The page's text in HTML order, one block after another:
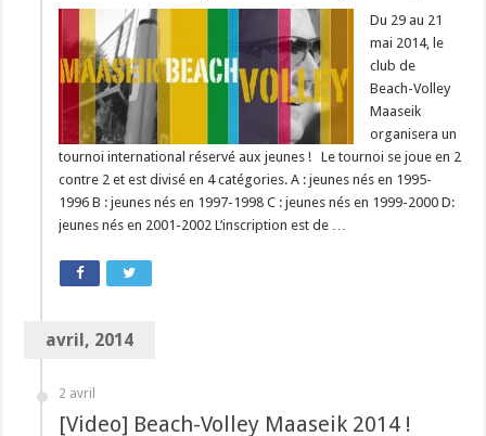
Du 29 au 21
mai 2014, le
club de
Beach-Volley
Maaseik
organisera un
tournoi international réservé aux jeunes ! Le tournoi se joue en 2
contre 2 et est divisé en 4 catégories. A : jeunes nés en 1995-
1996 B : jeunes nés en 1997-1998 C : jeunes nés en 1999-2000 D:
jeunes nés en 2001-2002 L’inscription est de …
avril, 2014
2 avril
[Video] Beach-Volley Maaseik 2014 !